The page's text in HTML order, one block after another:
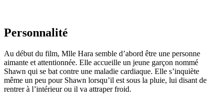
Personnalité
Au début du film, Mlle Hara semble d’abord être une personne
aimante et attentionnée. Elle accueille un jeune garçon nommé
Shawn qui se bat contre une maladie cardiaque. Elle s’inquiète
même un peu pour Shawn lorsqu’il est sous la pluie, lui disant de
rentrer à l’intérieur ou il va attraper froid.